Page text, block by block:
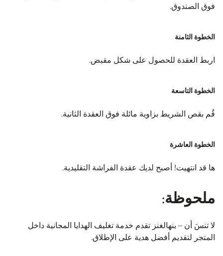
فوق الصندوق.
الخطوة الثامنة
اربط العقدة للحصول على شكل مقبض.
الخطوة التاسعة
قُم بقص الشريط بزاوية مائلة فوق العقدة الثانية.
الخطوة العاشرة
ها قد انتهيت! أصبح لديك عقدة الفراشة التقليدية.
ملحوظة:
لا تنسَ أن – بنهالغنز تقدم خدمة تغليف الهدايا المجانية داخل
المتجر لتقديم أفضل هدية على الإطلاق.